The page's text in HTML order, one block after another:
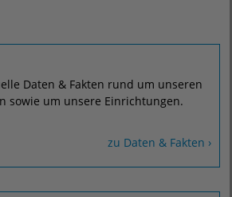
Daten & Fakten rund um unseren
sowie um unsere Einrichtungen.
zu Daten & Fakten ›